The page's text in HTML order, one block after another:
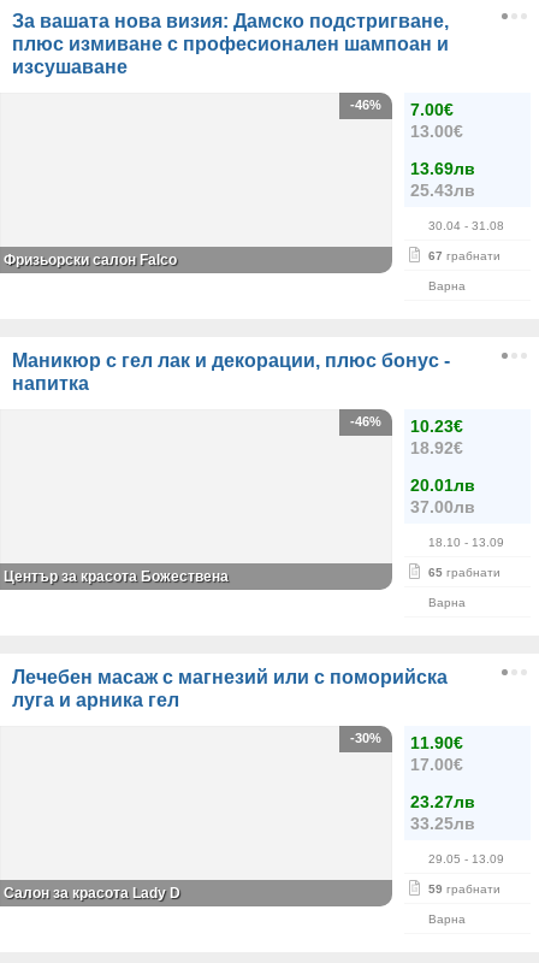
За вашата нова визия: Дамско подстригване,
плюс измиване с професионален шампоан и
изсушаване
7.00€
13.00€
13.69лв
25.43лв
30.04 - 31.08
67 грабнати
Варна
-46%
Фризьорски салон Falco
Маникюр с гел лак и декорации, плюс бонус -
напитка
10.23€
18.92€
20.01лв
37.00лв
18.10 - 13.09
65 грабнати
Варна
-46%
Център за красота Божествена
Лечебен масаж с магнезий или с поморийска
луга и арника гел
11.90€
17.00€
23.27лв
33.25лв
29.05 - 13.09
59 грабнати
Варна
-30%
Салон за красота Lady D